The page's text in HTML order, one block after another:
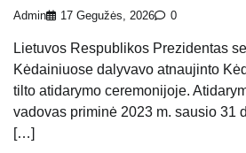
Admin 17 Gegužės, 2026 0
Lietuvos Respublikos Prezidentas
Kėdainiuose dalyvavo atnaujinto
tilto atidarymo ceremonijoje.
vadovas priminė 2023 m. sausio 31
[…]